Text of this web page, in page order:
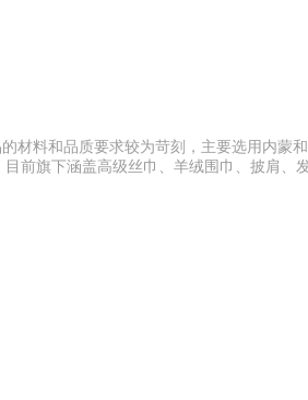
材料和品质要求较为苛刻，主要选用内蒙
前旗下涵盖高级丝巾、羊绒围巾、披肩、